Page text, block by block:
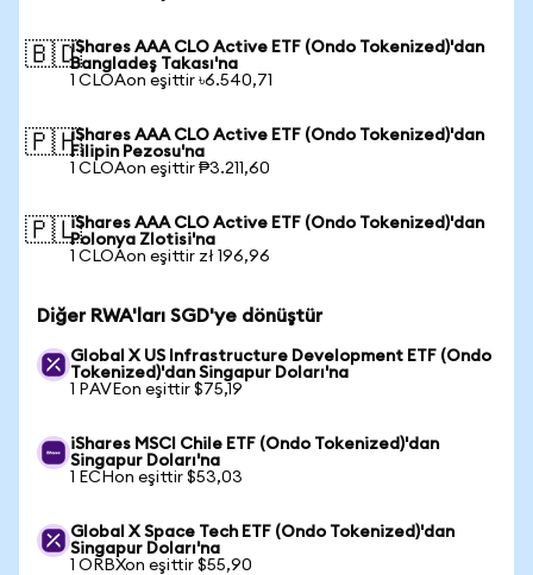
🇧🇩iShares AAA CLO Active ETF (Ondo Tokenized)'dan
Bangladeş Takası'na
1 CLOAon eşittir ৳6.540,71
🇵🇭iShares AAA CLO Active ETF (Ondo Tokenized)'dan
Filipin Pezosu'na
1 CLOAon eşittir ₱3.211,60
🇵🇱iShares AAA CLO Active ETF (Ondo Tokenized)'dan
Polonya Zlotisi'na
1 CLOAon eşittir zł 196,96
Diğer RWA'ları SGD'ye dönüştür
Global X US Infrastructure Development ETF (Ondo
Tokenized)'dan Singapur Doları'na
1 PAVEon eşittir $75,19
iShares MSCI Chile ETF (Ondo Tokenized)'dan
Singapur Doları'na
1 ECHon eşittir $53,03
Global X Space Tech ETF (Ondo Tokenized)'dan
Singapur Doları'na
1 ORBXon eşittir $55,90